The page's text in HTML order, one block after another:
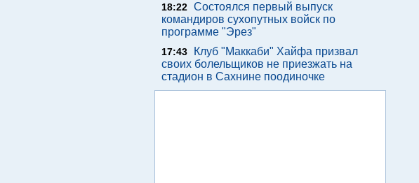
18:22 Состоялся первый выпуск
командиров сухопутных войск по
программе "Эрез"
17:43
Клуб "Маккаби" Хайфа призвал
своих болельщиков не приезжать на
стадион в Сахнине поодиночке